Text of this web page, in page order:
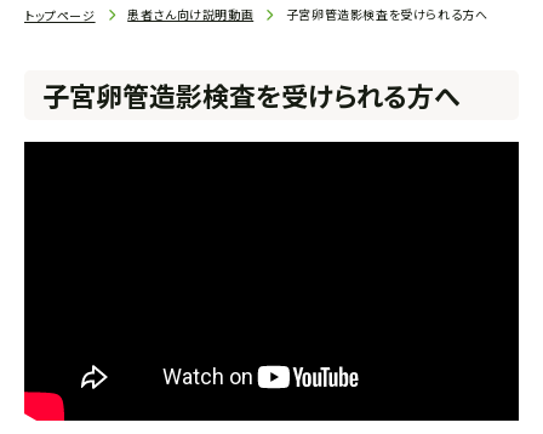
トップページ 患者さん向け説明動画 子宮卵管造影検査を受けられる方へ
子宮卵管造影検査を受けられる方へ